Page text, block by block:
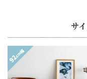
サ
92cm幅